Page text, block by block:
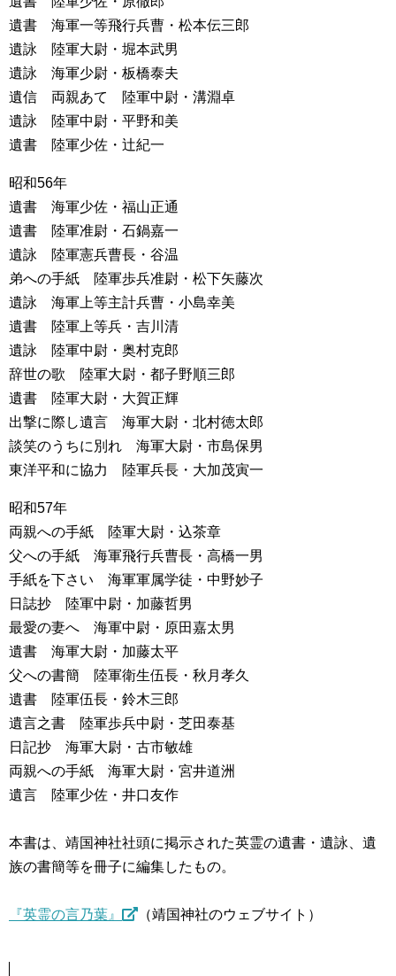
遺書 海軍一等飛行兵曹・松本伝三郎
遺詠 陸軍大尉・堀本武男
遺詠 海軍少尉・板橋泰夫
遺信 両親あて 陸軍中尉・溝淵卓
遺詠 陸軍中尉・平野和美
遺書 陸軍少佐・辻紀一
昭和56年
遺書 海軍少佐・福山正通
遺書 陸軍准尉・石鍋嘉一
遺詠 陸軍憲兵曹長・谷温
弟への手紙 陸軍歩兵准尉・松下矢藤次
遺詠 海軍上等主計兵曹・小島幸美
遺書 陸軍上等兵・吉川清
遺詠 陸軍中尉・奥村克郎
辞世の歌 陸軍大尉・都子野順三郎
遺書 陸軍大尉・大賀正輝
出撃に際し遺言 海軍大尉・北村徳太郎
談笑のうちに別れ 海軍大尉・市島保男
東洋平和に協力 陸軍兵長・大加茂寅一
昭和57年
両親への手紙 陸軍大尉・込茶章
父への手紙 海軍飛行兵曹長・高橋一男
手紙を下さい 海軍軍属学徒・中野妙子
日誌抄 陸軍中尉・加藤哲男
最愛の妻へ 海軍中尉・原田嘉太男
遺書 海軍大尉・加藤太平
父への書簡 陸軍衛生伍長・秋月孝久
遺書 陸軍伍長・鈴木三郎
遺言之書 陸軍歩兵中尉・芝田泰基
日記抄 海軍大尉・古市敏雄
両親への手紙 海軍大尉・宮井道洲
遺言 陸軍少佐・井口友作
本書は、靖国神社社頭に掲示された英霊の遺書・遺詠、遺
族の書簡等を冊子に編集したもの。
『英霊の言乃葉』 （靖国神社のウェブサイト）